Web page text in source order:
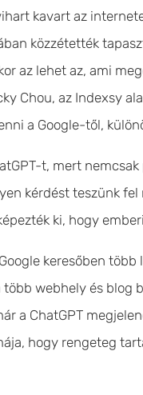
kavart az
közzétették
az lehet az, ami
Chou, az Indexsy
a Google-től,
t, mert
kérdést teszünk
ki, hogy
keresőben
több webhely és
a ChatGPT
hogy rengeteg